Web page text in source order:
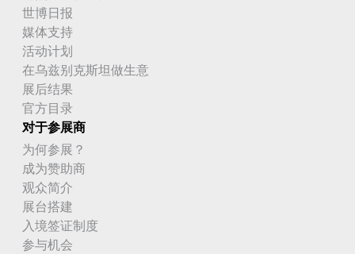
世博日报
媒体支持
活动计划
在乌兹别克斯坦做生意
展后结果
官方目录
对于参展商
为何参展？
成为赞助商
观众简介
展台搭建
入境签证制度
参与机会